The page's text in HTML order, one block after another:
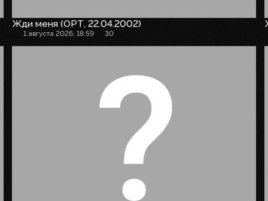
Жди меня (ОРТ, 22.04.2002)
1 августа 2026, 18:59 30